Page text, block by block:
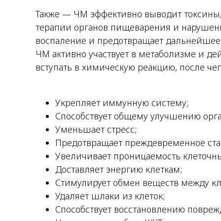
Также — ЧМ эффективно выводит
терапии органов пищеварения и
воспаление и предотвращает
ЧМ активно участвует в метаболизме и
вступать в химическую реакцию, после
Укрепляет иммунную систему;
Способствует общему улучшению
Уменьшает стресс;
Предотвращает преждевременное
Увеличивает проницаемость
Доставляет энергию клеткам;
Стимулирует обмен веществ между
Удаляет шлаки из клеток;
Способствует восстановлению